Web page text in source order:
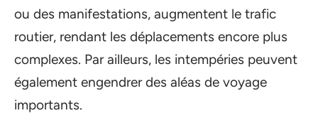
ou des manifestations, augmentent le trafic
routier, rendant les déplacements encore plus
complexes. Par ailleurs, les intempéries peuvent
également engendrer des aléas de voyage
importants.